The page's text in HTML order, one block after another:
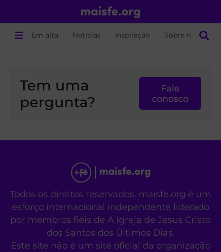
Em alta Notícias Inspiração Sobre nós
Tem uma
pergunta?
Fale
conosco
Todos os direitos reservados. maisfe.org é um
esforço internacional independente liderado
por membros fiéis de A Igreja de Jesus Cristo
dos Santos dos Últimos Dias.
Este site não é um site oficial da organização